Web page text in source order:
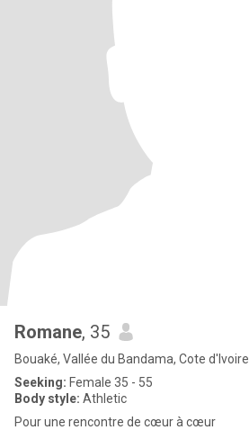
Romane, 35
Bouaké, Vallée du Bandama, Cote d'Ivoire
Seeking: Female 35 - 55
Body style: Athletic
Pour une rencontre de cœur à cœur